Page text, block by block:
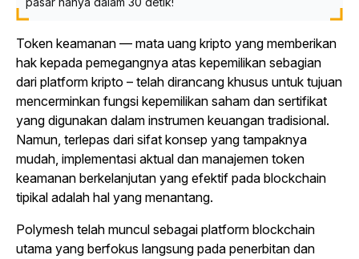
Token keamanan — mata uang kripto yang memberikan
hak kepada pemegangnya atas kepemilikan sebagian
dari platform kripto – telah dirancang khusus untuk tujuan
mencerminkan fungsi kepemilikan saham dan sertifikat
yang digunakan dalam instrumen keuangan tradisional.
Namun, terlepas dari sifat konsep yang tampaknya
mudah, implementasi aktual dan manajemen token
keamanan berkelanjutan yang efektif pada blockchain
tipikal adalah hal yang menantang.
Polymesh telah muncul sebagai platform blockchain
utama yang berfokus langsung pada penerbitan dan